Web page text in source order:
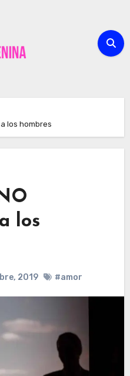
los hombres
los
2019 #amor